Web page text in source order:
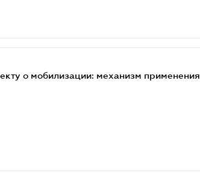
о мобилизации: механизм применения